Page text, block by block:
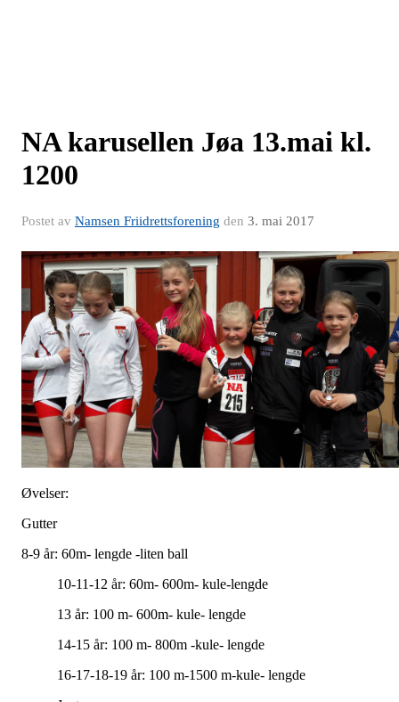
NA karusellen Jøa 13.mai kl.
1200
Postet av Namsen Friidrettsforening den 3. mai 2017
Øvelser:
Gutter
8-9 år: 60m- lengde -liten ball
10-11-12 år: 60m- 600m- kule-lengde
13 år: 100 m- 600m- kule- lengde
14-15 år: 100 m- 800m -kule- lengde
16-17-18-19 år: 100 m-1500 m-kule- lengde